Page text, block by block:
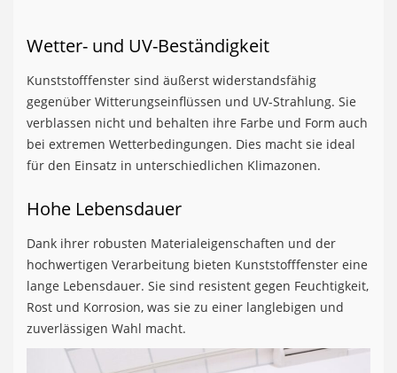
Wetter- und UV-Beständigkeit
Kunststofffenster sind äußerst widerstandsfähig
gegenüber Witterungseinflüssen und UV-Strahlung. Sie
verblassen nicht und behalten ihre Farbe und Form auch
bei extremen Wetterbedingungen. Dies macht sie ideal
für den Einsatz in unterschiedlichen Klimazonen.
Hohe Lebensdauer
Dank ihrer robusten Materialeigenschaften und der
hochwertigen Verarbeitung bieten Kunststofffenster eine
lange Lebensdauer. Sie sind resistent gegen Feuchtigkeit,
Rost und Korrosion, was sie zu einer langlebigen und
zuverlässigen Wahl macht.